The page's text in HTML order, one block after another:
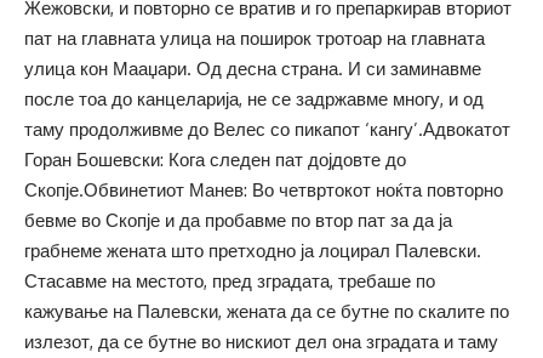
Жежовски, и повторно се вратив и го препаркирав вториот
пат на главната улица на поширок тротоар на главната
улица кон Мааџари. Од десна страна. И си заминавме
после тоа до канцеларија, не се задржавме многу, и од
таму продолживме до Велес со пикапот ‘кангу’.Адвокатот
Горан Бошевски: Кога следен пат дојдовте до
Скопје.Обвинетиот Манев: Во четвртокот ноќта повторно
бевме во Скопје и да пробавме по втор пат за да ја
грабнеме жената што претходно ја лоцирал Палевски.
Стасавме на местото, пред зградата, требаше по
кажување на Палевски, жената да се бутне по скалите по
излезот, да се бутне во нискиот дел она зградата и таму